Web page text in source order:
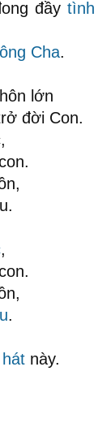
đầy tình
Cha.
lớn
đời Con.
,
.
hát này.